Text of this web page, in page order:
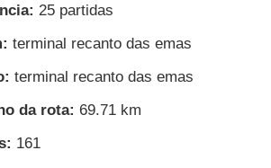
25 partidas
terminal recanto das emas
terminal recanto das emas
da rota: 69.71 km
161